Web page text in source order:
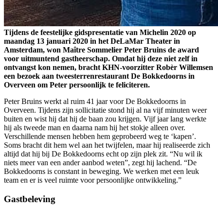
Tijdens de feestelijke gidspresentatie van Michelin 2020 op
maandag 13 januari 2020 in het DeLaMar Theater in
Amsterdam, won Maître Sommelier Peter Bruins de award
voor uitmuntend gastheerschap. Omdat hij deze niet zelf in
ontvangst kon nemen, bracht KHN-voorzitter Robèr Willemsen
een bezoek aan tweesterrenrestaurant De Bokkedoorns in
Overveen om Peter persoonlijk te feliciteren.
Peter Bruins werkt al ruim 41 jaar voor De Bokkedoorns in
Overveen. Tijdens zijn sollicitatie stond hij al na vijf minuten weer
buiten en wist hij dat hij de baan zou krijgen. Vijf jaar lang werkte
hij als tweede man en daarna nam hij het stokje alleen over.
Verschillende mensen hebben hem geprobeerd weg te ‘kapen’.
Soms bracht dit hem wel aan het twijfelen, maar hij realiseerde zich
altijd dat hij bij De Bokkedoorns echt op zijn plek zit. “Nu wil ik
niets meer van een ander aanbod weten”, zegt hij lachend. “De
Bokkedoorns is constant in beweging. We werken met een leuk
team en er is veel ruimte voor persoonlijke ontwikkeling.”
Gastbeleving